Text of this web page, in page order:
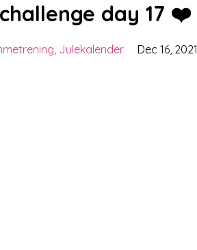
day 17 ❤️
Julekalender Dec 16, 2021